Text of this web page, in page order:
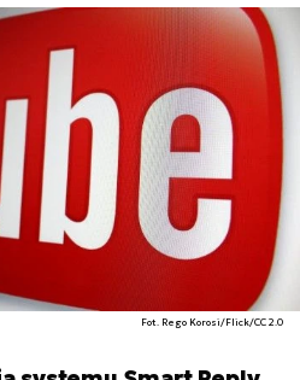
Fot. Rego Korosi/Flick/CC 2.0